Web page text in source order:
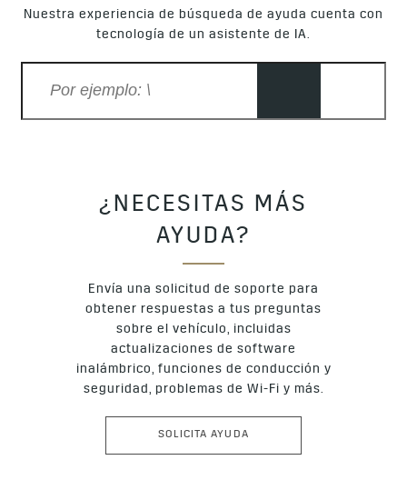
tener una conexión de Bluetooth activa al mismo tiempo
cuando tu vehículo está en marcha. Verifica las listas de
para ver cuál está activo. El sistema utiliza por defecto el
último dispositivo conectado utilizado en su vehículo. Si ese
Nuestra experiencia de búsqueda de ayuda cuenta con
tecnología de un asistente de IA.
¿NECESITAS MÁS
AYUDA?
Envía una solicitud de soporte para
obtener respuestas a tus preguntas
sobre el vehículo, incluidas
actualizaciones de software
inalámbrico, funciones de conducción y
seguridad, problemas de Wi-Fi y más.
SOLICITA AYUDA